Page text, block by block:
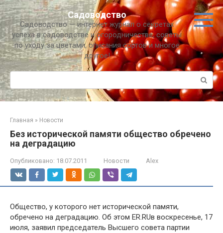
Перейти
к
контенту
Садоводство
Садоводство — интернет журнал о секретах
успеха в садоводстве и огородничестве, советы
по уходу за цветами, описания сортов и многое
другое!
Поиск:
Главная » Новости
Без исторической памяти общество обречено
на деградацию
Опубликовано: 18.07.2011 Новости Alex
Общество, у которого нет исторической памяти,
обречено на деградацию. Об этом ER.RUв воскресенье, 17
июля, заявил председатель Высшего совета партии